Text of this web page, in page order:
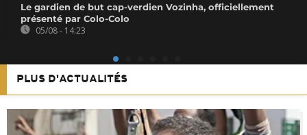
Le gardien de but cap-verdien Vozinha, officiellement
présenté par Colo-Colo
05/08 - 14:23
PLUS D'ACTUALITÉS